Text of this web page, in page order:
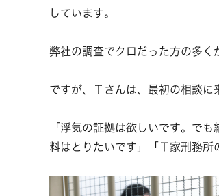
しています。
弊社の調査でクロだった方の多く
ですが、Ｔさんは、最初の相談に
「浮気の証拠は欲しいです。で
料はとりたいです」「Ｔ家刑務所